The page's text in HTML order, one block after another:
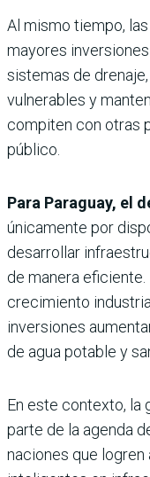
Al mismo tiempo,
mayores
sistemas de
vulnerables y
compiten con otras
público.
Para Paraguay, el
únicamente por
desarrollar
de manera eficiente.
crecimiento
inversiones
de agua potable y
En este contexto, la
parte de la agenda
naciones que